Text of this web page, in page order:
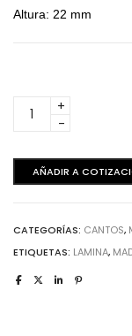
Altura: 22 mm
Verde
Metal
-
Canto
cantidad
AÑADIR A
CATEGORÍAS: CANTOS,
ETIQUETAS: LAMINA,